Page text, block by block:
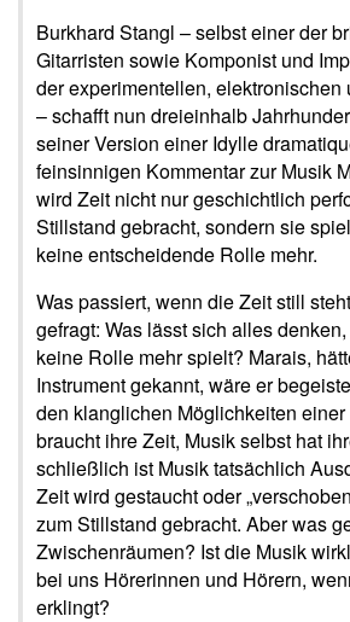
Burkhard Stangl – selbst einer der
Gitarristen sowie Komponist und
der experimentellen, elektronischen
– schafft nun dreieinhalb
seiner Version einer Idylle
feinsinnigen Kommentar zur Musik
wird Zeit nicht nur geschichtlich
Stillstand gebracht, sondern sie
keine entscheidende Rolle mehr.
Was passiert, wenn die Zeit still
gefragt: Was lässt sich alles
keine Rolle mehr spielt? Marais,
Instrument gekannt, wäre er
den klanglichen Möglichkeiten
braucht ihre Zeit, Musik selbst hat
schließlich ist Musik tatsächlich
Zeit wird gestaucht oder
zum Stillstand gebracht. Aber was
Zwischenräumen? Ist die Musik
bei uns Hörerinnen und Hörern,
erklingt?